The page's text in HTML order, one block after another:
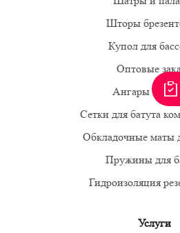
Купол для
Оптовые
Ангары
Сетки для батута
Обкладочные маты
Пружины для
Гидроизоляция
Услуги